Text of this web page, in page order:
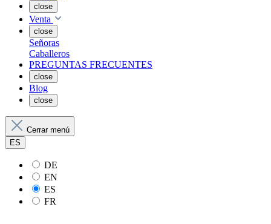
close
Venta
close
Señoras
Caballeros
PREGUNTAS FRECUENTES
close
Blog
close
Cerrar menú
ES
DE
EN
ES
FR